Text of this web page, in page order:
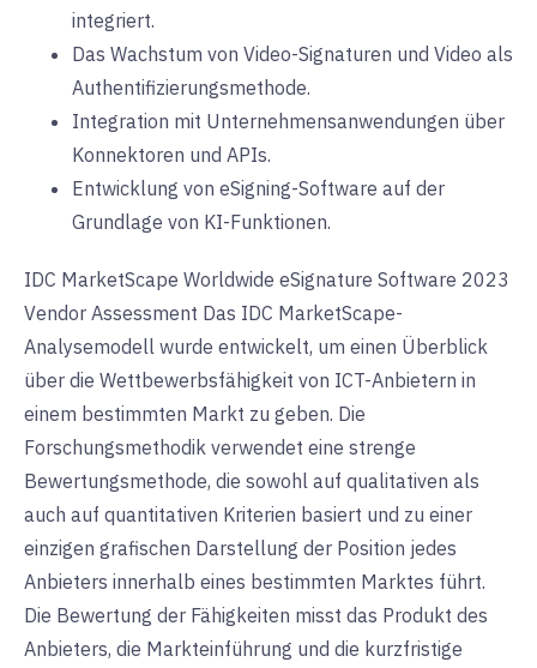
integriert.
Das Wachstum von Video-Signaturen und Video als
Authentifizierungsmethode.
Integration mit Unternehmensanwendungen über
Konnektoren und APIs.
Entwicklung von eSigning-Software auf der
Grundlage von KI-Funktionen.
IDC MarketScape Worldwide eSignature Software 2023
Vendor Assessment Das IDC MarketScape-
Analysemodell wurde entwickelt, um einen Überblick
über die Wettbewerbsfähigkeit von ICT-Anbietern in
einem bestimmten Markt zu geben. Die
Forschungsmethodik verwendet eine strenge
Bewertungsmethode, die sowohl auf qualitativen als
auch auf quantitativen Kriterien basiert und zu einer
einzigen grafischen Darstellung der Position jedes
Anbieters innerhalb eines bestimmten Marktes führt.
Die Bewertung der Fähigkeiten misst das Produkt des
Anbieters, die Markteinführung und die kurzfristige